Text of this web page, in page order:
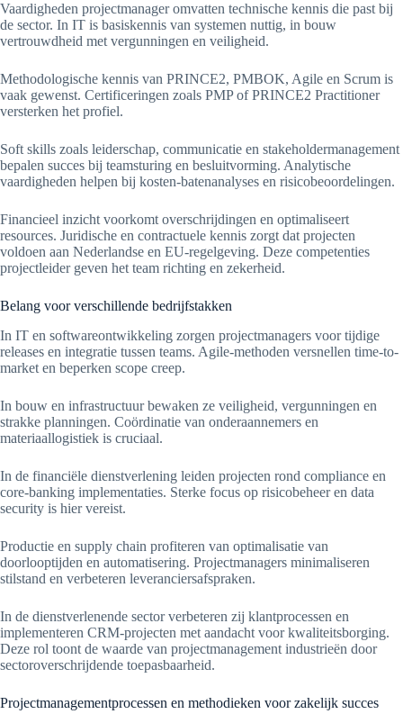
Vaardigheden projectmanager omvatten technische kennis die past bij
de sector. In IT is basiskennis van systemen nuttig, in bouw
vertrouwdheid met vergunningen en veiligheid.
Methodologische kennis van PRINCE2, PMBOK, Agile en Scrum is
vaak gewenst. Certificeringen zoals PMP of PRINCE2 Practitioner
versterken het profiel.
Soft skills zoals leiderschap, communicatie en stakeholdermanagement
bepalen succes bij teamsturing en besluitvorming. Analytische
vaardigheden helpen bij kosten-batenanalyses en risicobeoordelingen.
Financieel inzicht voorkomt overschrijdingen en optimaliseert
resources. Juridische en contractuele kennis zorgt dat projecten
voldoen aan Nederlandse en EU-regelgeving. Deze competenties
projectleider geven het team richting en zekerheid.
Belang voor verschillende bedrijfstakken
In IT en softwareontwikkeling zorgen projectmanagers voor tijdige
releases en integratie tussen teams. Agile-methoden versnellen time-to-
market en beperken scope creep.
In bouw en infrastructuur bewaken ze veiligheid, vergunningen en
strakke planningen. Coördinatie van onderaannemers en
materiaallogistiek is cruciaal.
In de financiële dienstverlening leiden projecten rond compliance en
core-banking implementaties. Sterke focus op risicobeheer en data
security is hier vereist.
Productie en supply chain profiteren van optimalisatie van
doorlooptijden en automatisering. Projectmanagers minimaliseren
stilstand en verbeteren leveranciersafspraken.
In de dienstverlenende sector verbeteren zij klantprocessen en
implementeren CRM-projecten met aandacht voor kwaliteitsborging.
Deze rol toont de waarde van projectmanagement industrieën door
sectoroverschrijdende toepasbaarheid.
Projectmanagementprocessen en methodieken voor zakelijk succes